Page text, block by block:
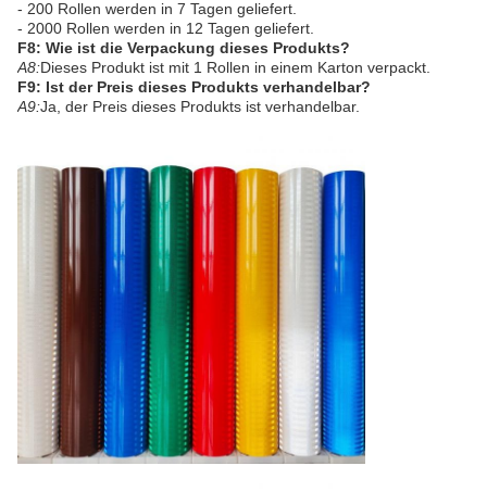
- 200 Rollen werden in 7 Tagen geliefert.
- 2000 Rollen werden in 12 Tagen geliefert.
F8: Wie ist die Verpackung dieses Produkts?
A8:Dieses Produkt ist mit 1 Rollen in einem Karton verpackt.
F9: Ist der Preis dieses Produkts verhandelbar?
A9:Ja, der Preis dieses Produkts ist verhandelbar.